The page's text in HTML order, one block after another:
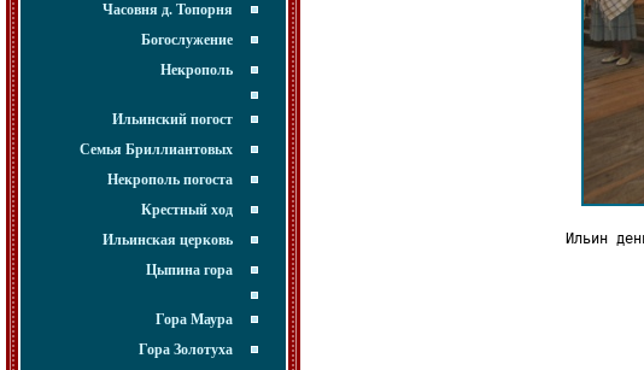
Часовня д. Топорня
Богослужение
Некрополь
Ильинский погост
Семья Бриллиантовых
Некрополь погоста
Крестный ход
Ильинская церковь
Цыпина гора
Гора Маура
Гора Золотуха
Ильин